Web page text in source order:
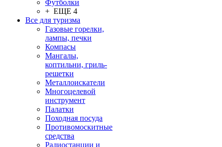
Футболки
+ ЕЩЕ 4
Все для туризма
Газовые горелки,
лампы, печки
Компасы
Мангалы,
коптильни, гриль-
решетки
Металлоискатели
Многоцелевой
инструмент
Палатки
Походная посуда
Противомоскитные
средства
Радиостанции и